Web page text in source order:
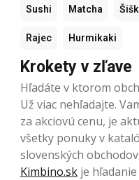
Sushi Matcha
Rajec Hurmikaki
Krokety v zľave
Hľadáte v ktorom
Už viac nehľadajte.
za akciovú cenu, je
všetky ponuky v
slovenských
Kimbino.sk je